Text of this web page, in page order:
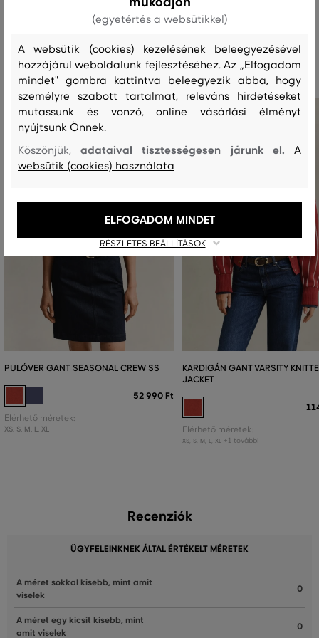
Ajánlott termékek
PULÓVER GANT SEASONAL CREW SS
52 990 Ft
Elérhető méretek:
XS, S, M, L, XL
KARDIGÁN GANT VARSITY
JACKET
Elérhető méretek:
XS S M L XL +1 további
Recenziók
ÜGYFELEINKNEK ÁLTAL ÉRTÉKELT MÉRETEK
A méret sokkal kisebb, mint amit
viselek
0
A méret egy kicsit kisebb, mint
amit viselek
0
(egyetértés a websütikkel)
A websütik (cookies) kezelésének beleegyezésével
hozzájárul weboldalunk fejlesztéséhez. Az „Elfogadom
mindet" gombra kattintva beleegyezik abba, hogy
személyre szabott tartalmat, releváns hirdetéseket
mutassunk és vonzó, online vásárlási élményt
nyújtsunk Önnek.
Köszönjük,adataival tisztességesen járunk el.A
websütik (cookies) használata
RÉSZLETES BEÁLLÍTÁSOK
ELFOGADOM MINDET